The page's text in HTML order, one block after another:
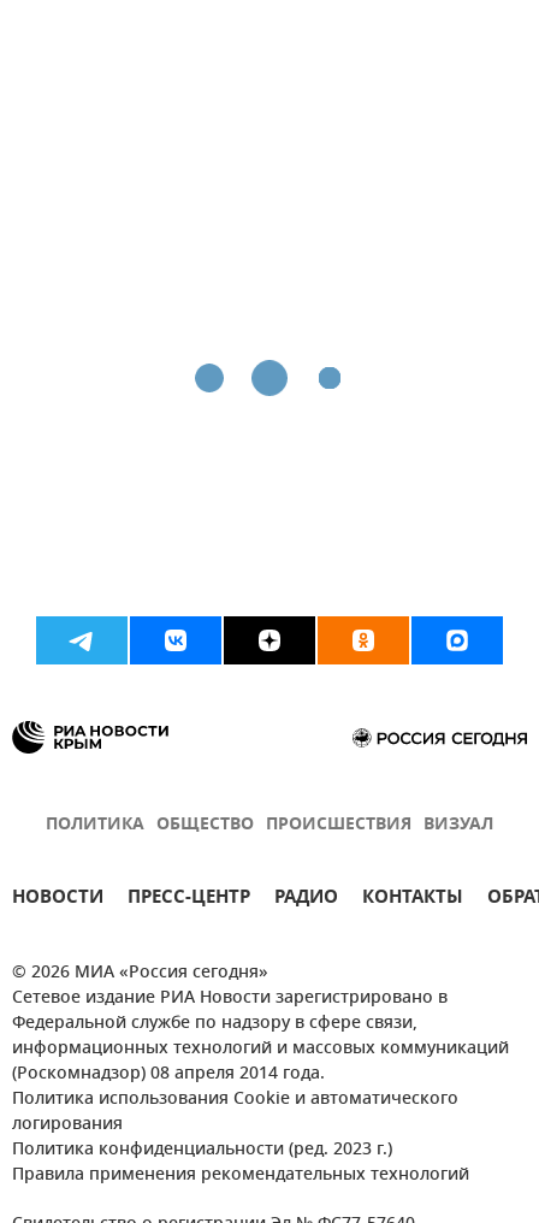
ПОЛИТИКА ОБЩЕСТВО ПРОИСШЕСТВИЯ ВИЗУАЛ
НОВОСТИ ПРЕСС-ЦЕНТР РАДИО КОНТАКТЫ
© 2026 МИА «Россия сегодня»
Сетевое издание РИА Новости зарегистрировано в
Федеральной службе по надзору в сфере связи,
информационных технологий и массовых коммуникаций
(Роскомнадзор) 08 апреля 2014 года.
Политика использования Cookie и автоматического
логирования
Политика конфиденциальности (ред. 2023 г.)
Правила применения рекомендательных технологий